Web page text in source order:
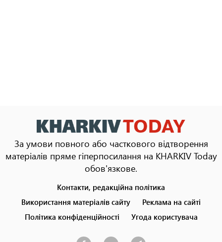
За умови повного або часткового відтворення
матеріалів пряме гіперпосилання на KHARKIV Today
обов'язкове.
menu
Контакти, редакційна політика
Використання матеріалів сайту
Реклама на сайті
Політика конфіденційності
Угода користувача